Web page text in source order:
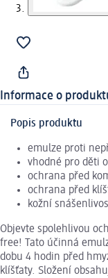
Informace o
Popis produktu
emulze proti
vhodné pro děti
ochrana před
ochrana před
kožní
Objevte spolehlivou
free! Tato účinná
dobu 4 hodin před
klíšťaty. Složení